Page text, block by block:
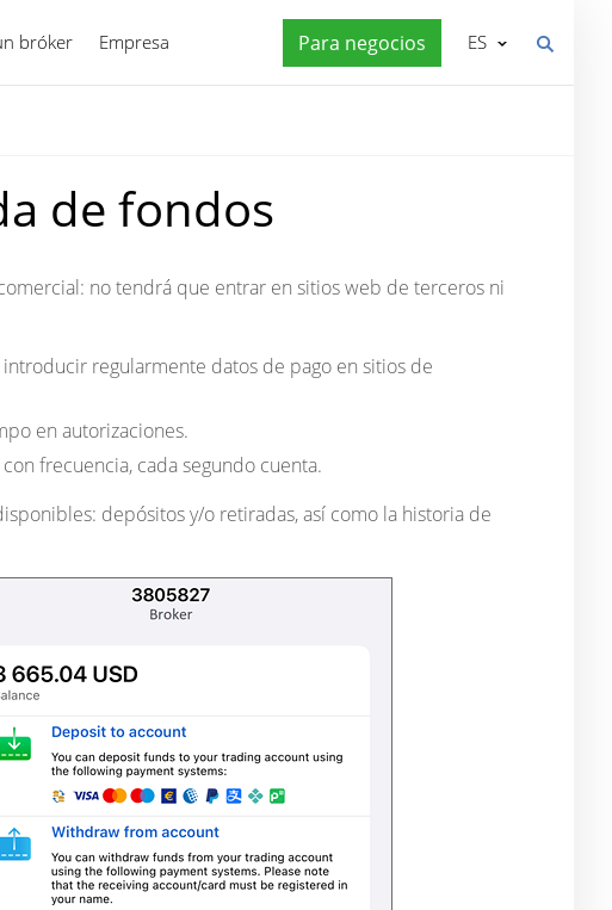
bróker Empresa Para negocios ES
de fondos
no tendrá que entrar en sitios web de terceros ni
regularmente datos de pago en sitios de
en autorizaciones.
frecuencia, cada segundo cuenta.
depósitos y/o retiradas, así como la historia de